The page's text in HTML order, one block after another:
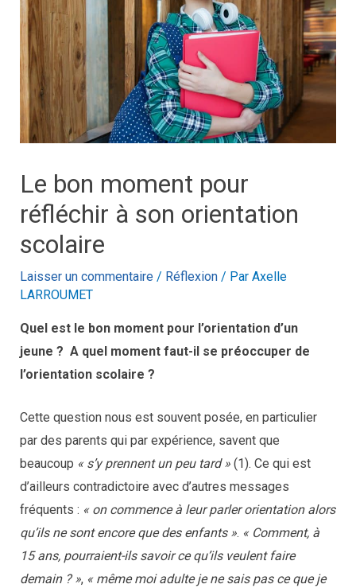
Le bon moment pour
réfléchir à son orientation
scolaire
Laisser un commentaire / Réflexion/ Par Axelle
LARROUMET
Quel est le bon moment pour l’orientation d’un
jeune ? A quel moment faut-il se préoccuper de
l’orientation scolaire ?
Cette question nous est souvent posée, en particulier
par des parents qui par expérience, savent que
beaucoup « s’y prennent un peu tard »(1). Ce qui est
d’ailleurs contradictoire avec d’autres messages
fréquents : « on commence à leur parler orientation alors
qu’ils ne sont encore que des enfants ». « Comment, à
15 ans, pourraient-ils savoir ce qu’ils veulent faire
demain ? », « même moi adulte je ne sais pas ce que je